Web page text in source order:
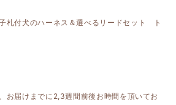
札付犬のハーネス＆選べるリードセット ト
お届けまでに2,3週間前後お時間を頂いてお